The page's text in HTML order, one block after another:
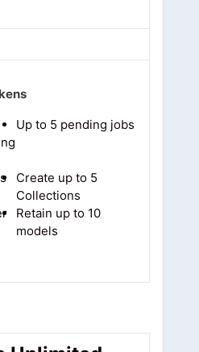
Up to 5 pending jobs
Create up to 5
Collections
Retain up to 10
models